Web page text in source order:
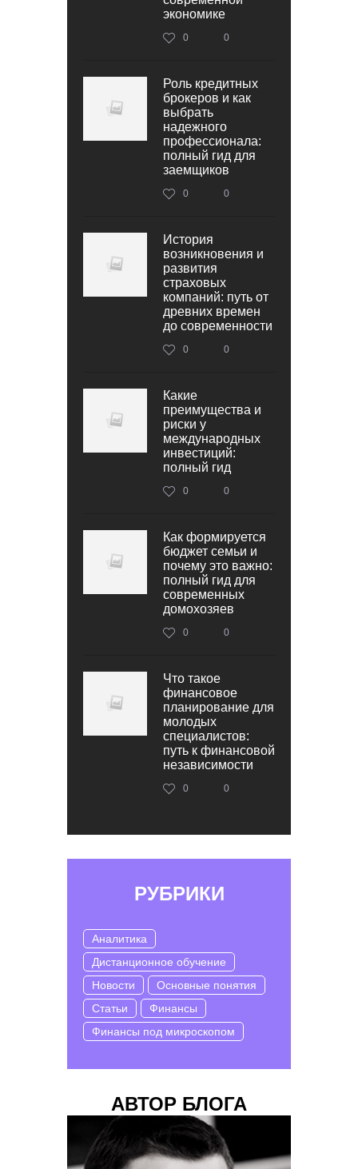
экономике
0 0
Роль кредитных
брокеров и как
выбрать
надежного
профессионала:
полный гид для
заемщиков
0 0
История
возникновения и
развития
страховых
компаний: путь от
древних времен
до современности
0 0
Какие
преимущества и
риски у
международных
инвестиций:
полный гид
0 0
Как формируется
бюджет семьи и
почему это важно:
полный гид для
современных
домохозяев
0 0
Что такое
финансовое
планирование для
молодых
специалистов:
путь к финансовой
независимости
0 0
РУБРИКИ
Аналитика
Дистанционное обучение
Новости
Основные понятия
Статьи
Финансы
Финансы под микроскопом
АВТОР БЛОГА